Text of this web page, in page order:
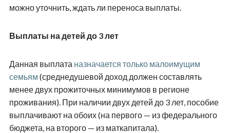
можно уточнить, ждать ли переноса выплаты.
Выплаты на детей до 3 лет
Данная выплата назначается только малоимущим
семьям (среднедушевой доход должен составлять
менее двух прожиточных минимумов в регионе
проживания). При наличии двух детей до 3 лет, пособие
выплачивают на обоих (на первого — из федерального
бюджета, на второго — из маткапитала).